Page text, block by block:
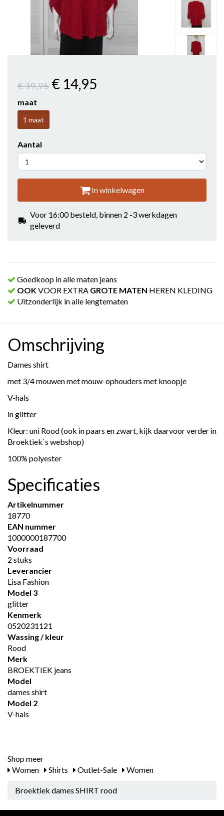
€ 19,95 € 14,95
maat
1 maat
Aantal
In winkelwagen
Voor 16:00 besteld, binnen 2 -3 werkdagen
geleverd
Goedkoop in alle maten jeans
OOKVOOR EXTRA GROTE MATEN HEREN KLEDING
Uitzonderlijk in alle lengtematen
Omschrijving
Dames shirt
met 3/4 mouwen met mouw-ophouders met knoopje
V-hals
in glitter
Kleur: uni Rood (ook in paars en zwart, kijk daarvoor verder in
Broektiek`s webshop)
100% polyester
Specificaties
Artikelnummer
18770
EAN nummer
1000000187700
Voorraad
2 stuks
Leverancier
Lisa Fashion
Model 3
glitter
Kenmerk
0520231121
Wassing / kleur
Rood
Merk
BROEKTIEK jeans
Model
dames shirt
Model 2
V-hals
Shop meer
Women
Shirts Outlet-Sale Women
Broektiek dames SHIRT rood